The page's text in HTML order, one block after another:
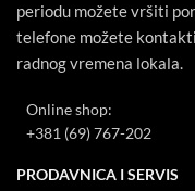
periodu možete vršiti
telefone možete
radnog vremena lokala.
Online shop:
+381 (69) 767-202
PRODAVNICA I SERVIS